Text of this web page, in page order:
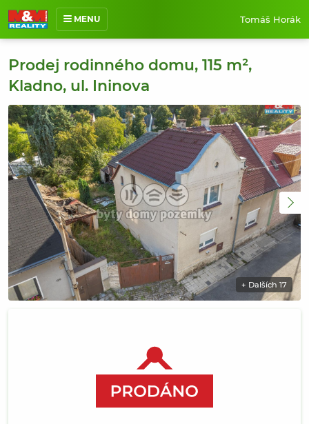
MENU
Nabídka nemovitostí
Prodané nemovitosti
Reference
Jak pracuji
Kontakt
Tomáš Horák
Prodej rodinného domu, 115 m²,
Kladno, ul. Ininova
+ Dalších 17